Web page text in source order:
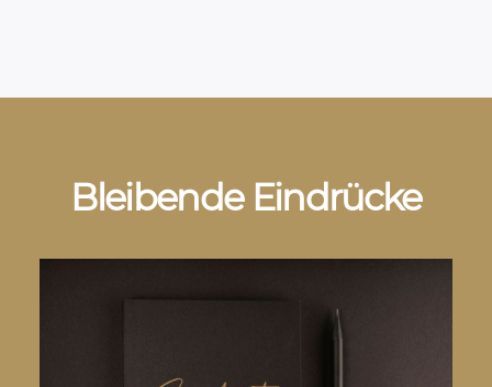
Bleibende Eindrücke